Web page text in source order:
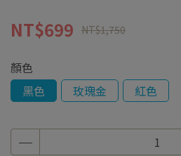
NT$699 NT$1,750
顏色
黑色
玫瑰金 紅色